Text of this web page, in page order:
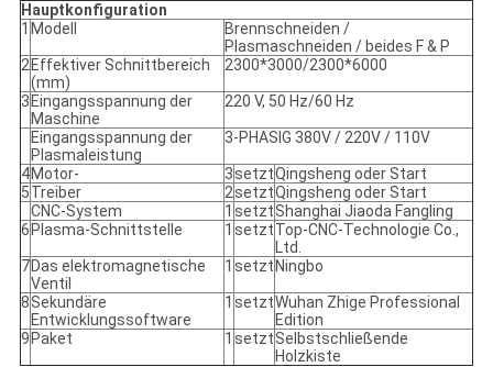
Hauptkonfiguration
1 Modell
Brennschneiden /
Plasmaschneiden / beides F & P
2Effektiver Schnittbereich
(mm)
2300*3000/2300*6000
3 Eingangsspannung der
Maschine
220 V, 50 Hz/60 Hz
Eingangsspannung der
Plasmaleistung
3-PHASIG 380V / 220V / 110V
4Motor- 3setztQingsheng oder Start
5Treiber 2setztQingsheng oder Start
CNC-System
1 setztShanghai Jiaoda Fangling
6 Plasma-Schnittstelle 1 setztTop-CNC-Technologie Co.,
Ltd.
7Das elektromagnetische
Ventil
1 setzt Ningbo
8Sekundäre
Entwicklungssoftware
1 setztWuhan Zhige Professional
Edition
9 Paket 1 setztSelbstschließende
Holzkiste